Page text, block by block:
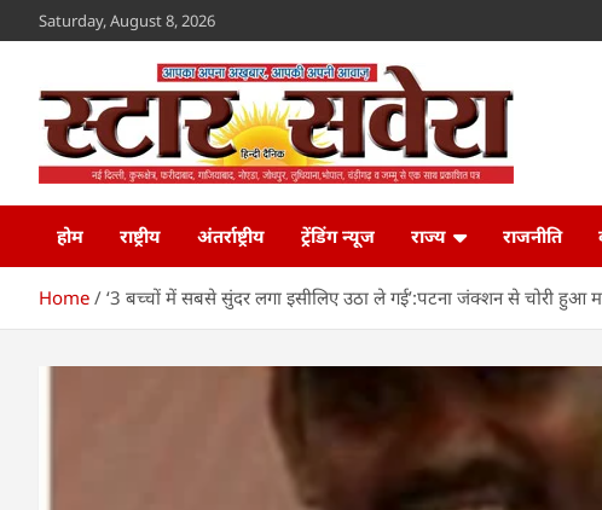
to
Saturday, August 8, 2026
Star Savera
होम
राष्ट्रीय अंतर्राष्ट्रीय ट्रेंडिंग न्यूज राज्य राजनीति
Home ‘3 बच्चों में सबसे सुंदर लगा इसीलिए उठा ले गई’:पटना जंक्शन से चोरी हुआ